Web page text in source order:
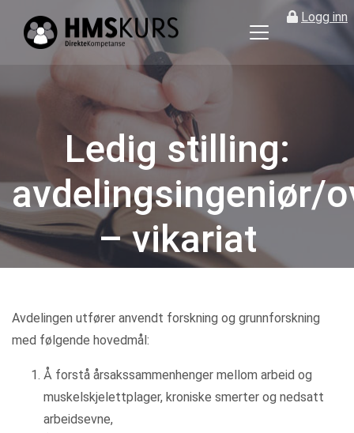
Logg inn
for
ledere
og
verneombud
Ledig stilling:
avdelingsingeniør/
– vikariat
Avdelingen utfører anvendt forskning og grunnforskning
med følgende hovedmål:
Å forstå årsakssammenhenger mellom arbeid og
muskelskjelettplager, kroniske smerter og nedsatt
arbeidsevne,